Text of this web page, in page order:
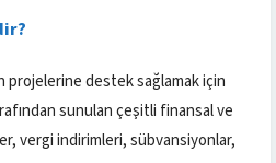
projelerine destek sağlamak için
sunulan çeşitli finansal ve
vergi indirimleri, sübvansiyonlar,